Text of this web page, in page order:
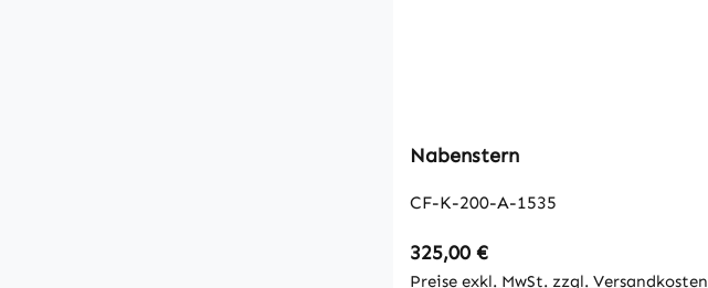
Nabenstern
CF-K-200-A-1535
Regulärer Preis:
325,00 €
Preise exkl. MwSt. zzgl. Versandkosten